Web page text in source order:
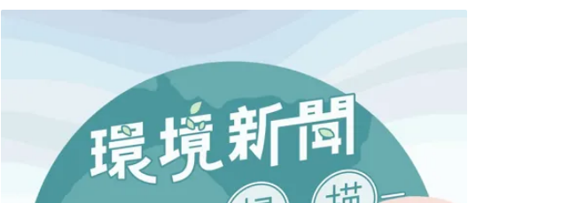
成功在太空發電，並完成以無線傳輸技術向地球發射可探測電力。團隊的